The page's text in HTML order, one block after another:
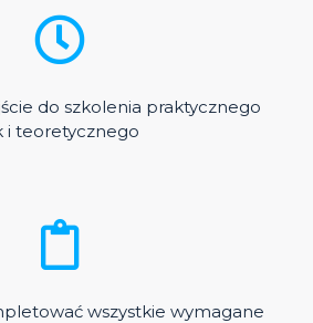
do szkolenia praktycznego
i teoretycznego
wszystkie wymagane